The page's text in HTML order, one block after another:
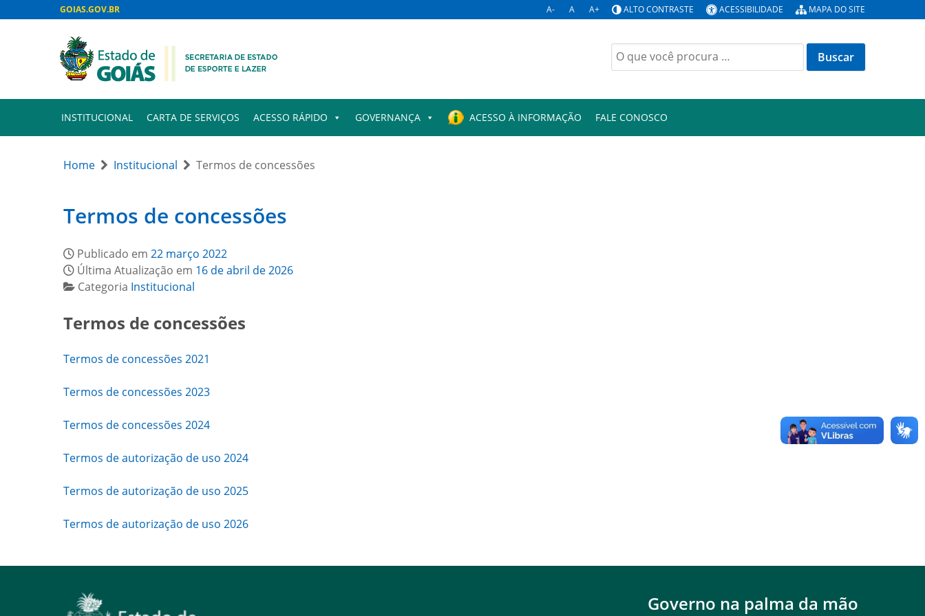
GOIAS.GOV.BR A- A A+ ALTO CONTRASTE ACESSIBILIDADE MAPA DO SITE
Buscar
por:
INSTITUCIONAL CARTA DE SERVIÇOS ACESSO RÁPIDO GOVERNANÇA ACESSO À INFORMAÇÃO FALE CONOSCO
Home Institucional Termos de concessões
Termos de concessões
Publicado em 22 março 2022
Última Atualização em 16 de abril de 2026
Categoria Institucional
Termos de concessões
Termos de concessões 2021
Termos de concessões 2023
Termos de concessões 2024
Termos de autorização de uso 2024
Termos de autorização de uso 2025
Termos de autorização de uso 2026
Governo na palma da mão